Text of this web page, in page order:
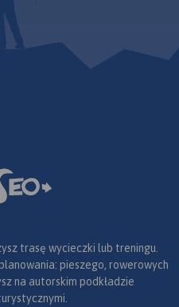
trasę wycieczki lub treningu.
pieszego, rowerowych
na autorskim podkładzie